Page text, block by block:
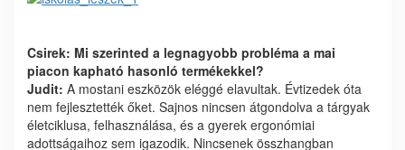
Csirek: Mi szerinted a legnagyobb probléma a mai
piacon kapható hasonló termékekkel?
Judit: A mostani eszközök eléggé elavultak. Évtizedek óta
nem fejlesztették őket. Sajnos nincsen átgondolva a tárgyak
életciklusa, felhasználása, és a gyerek ergonómiai
adottságaihoz sem igazodik. Nincsenek összhangban